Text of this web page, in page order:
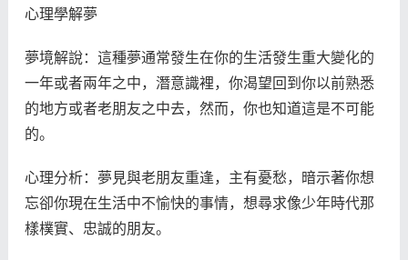
心理學解夢
夢境解說：這種夢通常發生在你的生活發生重大變化的
一年或者兩年之中，潛意識裡，你渴望回到你以前熟悉
的地方或者老朋友之中去，然而，你也知道這是不可能
的。
心理分析：夢見與老朋友重逢，主有憂愁，暗示著你想
忘卻你現在生活中不愉快的事情，想尋求像少年時代那
樣樸實、忠誠的朋友。